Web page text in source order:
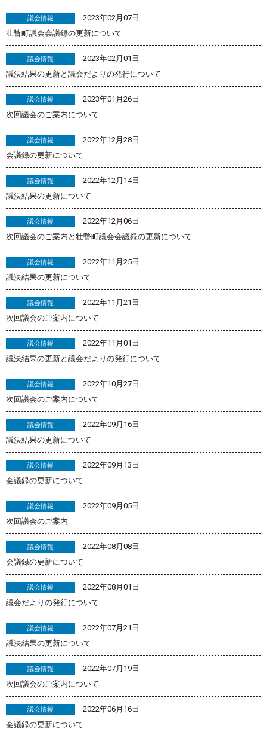
議会情報
2023年02月07日
壮瞥町議会会議録の更新について
議会情報
2023年02月01日
議決結果の更新と議会だよりの発行について
議会情報
2023年01月26日
次回議会のご案内について
議会情報
2022年12月28日
会議録の更新について
議会情報
2022年12月14日
議決結果の更新について
議会情報
2022年12月06日
次回議会のご案内と壮瞥町議会会議録の更新について
議会情報
2022年11月25日
議決結果の更新について
議会情報
2022年11月21日
次回議会のご案内について
議会情報
2022年11月01日
議決結果の更新と議会だよりの発行について
議会情報
2022年10月27日
次回議会のご案内について
議会情報
2022年09月16日
議決結果の更新について
議会情報
2022年09月13日
会議録の更新について
議会情報
2022年09月05日
次回議会のご案内
議会情報
2022年08月08日
会議録の更新について
議会情報
2022年08月01日
議会だよりの発行について
議会情報
2022年07月21日
議決結果の更新について
議会情報
2022年07月19日
次回議会のご案内について
議会情報
2022年06月16日
会議録の更新について